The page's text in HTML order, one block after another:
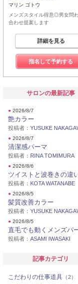
マリン ゴトウ
メンズスタイル得意◎男女問
合わせ提案します
詳細を見る
指名して予約する
サロンの最新記事
● 2026/8/7
艶カラー
投稿者： YUSUKE
● 2026/8/7
清潔感パーマ
投稿者： RINA TOMIMURA
● 2026/8/6
ツイストと波巻きの違
投稿者： KOTA WATANABE
● 2026/8/5
髪質改善カラー
投稿者： YUSUKE
● 2026/8/5
直毛でも動くメンズパ
投稿者： ASAMI IWASAKI
記事カテゴリ
こだわりの仕事道具 （2）